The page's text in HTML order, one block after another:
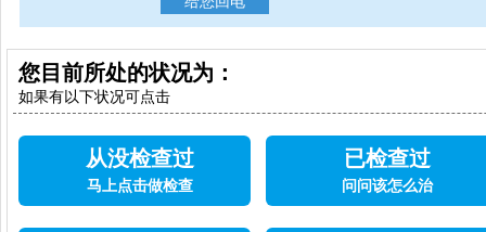
您目前所处的状况为：
如果有以下状况可点击
从没检查过
马上点击做检查
已检查过
问问该怎么治